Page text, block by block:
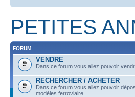
PETITES
FORUM
VENDRE
Dans ce forum vous allez pouvoir
RECHERCHER / ACHETER
Dans ce forum vous allez pouvoir
modèles ferroviaire.